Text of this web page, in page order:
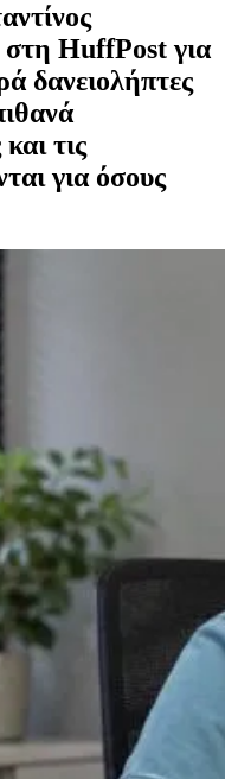
HuffPost για
δανειολήπτες
τις
για όσους